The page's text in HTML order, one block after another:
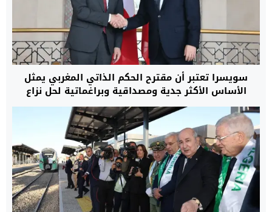
سويسرا تعتبر أن مقترح الحكم الذاتي المغربي يمثل
الأساس الأكثر جدية ومصداقية وبراغماتية لحل نزاع
الصحراء